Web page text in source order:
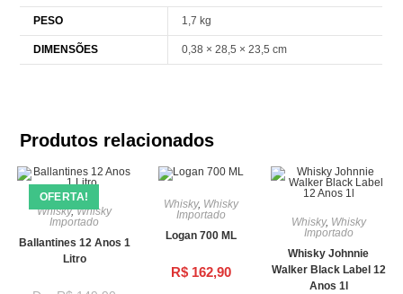
PESO 1,7 kg
DIMENSÕES 0,38 × 28,5 × 23,5 cm
Produtos relacionados
OFERTA!
Whisky,Whisky
Importado
Ballantines 12 Anos 1
Litro
Whisky, Whisky
Importado
Logan 700 ML
R$ 162,90
Whisky, Whisky
Importado
Whisky Johnnie
Walker Black Label 12
Anos 1l